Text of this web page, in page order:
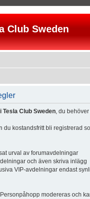
Club Sweden
Club Sweden, du
du kostandsfritt bli registrerad
urval av forumavdelningar
och även skriva inlägg
VIP-avdelningar endast
Personpåhopp modereras och